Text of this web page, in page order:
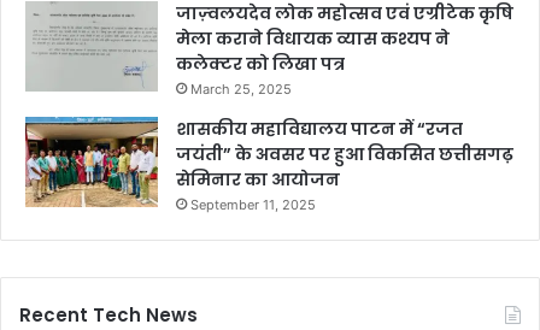
जाज़्वलयदेव लोक महोत्सव एवं एग्रीटेक कृषि
मेला कराने विधायक व्यास कश्यप ने
कलेक्टर को लिखा पत्र
March 25, 2025
शासकीय महाविद्यालय पाटन में “रजत
जयंती” के अवसर पर हुआ विकसित छत्तीसगढ़
सेमिनार का आयोजन
September 11, 2025
Recent Tech News